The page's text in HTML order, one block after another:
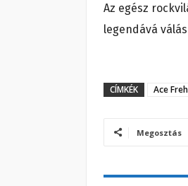
Az egész
legendává
CÍMKÉK Ace
Megosztás